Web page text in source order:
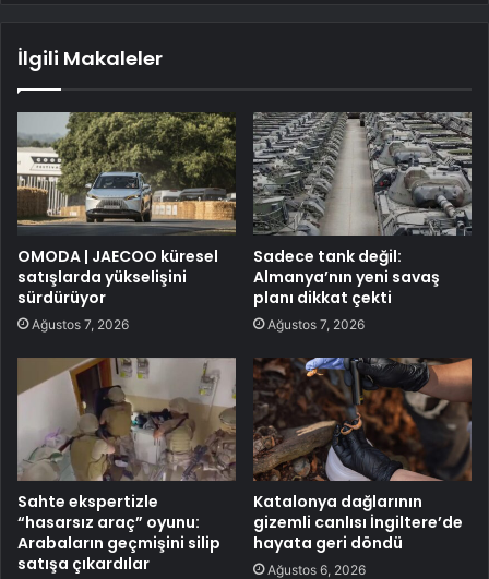
İlgili Makaleler
OMODA | JAECOO küresel
satışlarda yükselişini
sürdürüyor
Ağustos 7, 2026
Sadece tank değil:
Almanya’nın yeni savaş
planı dikkat çekti
Ağustos 7, 2026
Sahte ekspertizle
“hasarsız araç” oyunu:
Arabaların geçmişini silip
satışa çıkardılar
Katalonya dağlarının
gizemli canlısı İngiltere’de
hayata geri döndü
Ağustos 6, 2026